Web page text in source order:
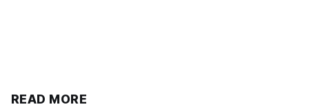
READ MORE